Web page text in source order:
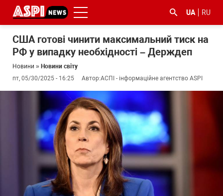
UA RU
США готові чинити максимальний тиск на
РФ у випадку необхідності – Держдеп
Новини » Новини світу
пт, 05/30/2025 - 16:25
Автор:АСПІ - інформаційне агентство ASPI
#боротьба
корупцією
#ДФС #Київ #коронавірус